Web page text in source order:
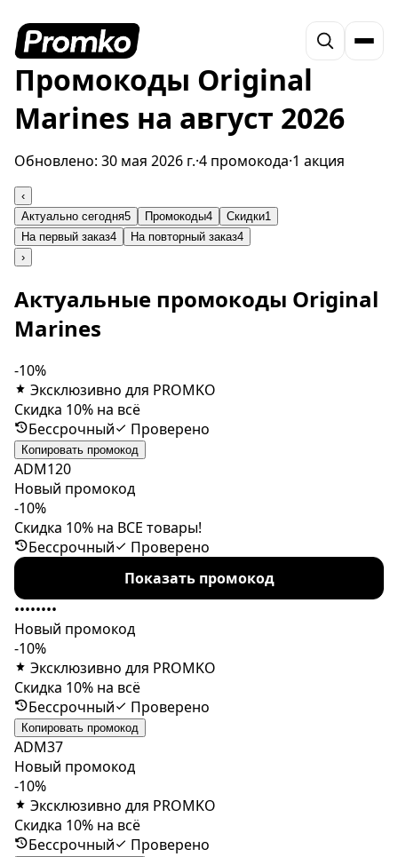
Промокоды Original
Marines на август 2026
Обновлено: 30 мая 2026 г.·4 промокода·1 акция
‹
Актуально сегодня5 Промокоды4 Скидки1
На первый заказ4 На повторный заказ4
›
Актуальные промокоды Original
Marines
-10%
Эксклюзивно для PROMKO
Скидка 10% на всё
Бессрочный
Проверено
Копировать промокод
ADM120
Новый промокод
-10%
Скидка 10% на ВСЕ товары!
Бессрочный
Проверено
Показать промокод
••••••••
Новый промокод
-10%
Эксклюзивно для PROMKO
Скидка 10% на всё
Бессрочный
Проверено
Копировать промокод
ADM37
Новый промокод
-10%
Эксклюзивно для PROMKO
Скидка 10% на всё
Бессрочный
Проверено